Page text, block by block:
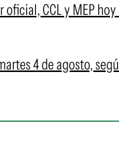
oficial, CCL y MEP
4 de agosto,